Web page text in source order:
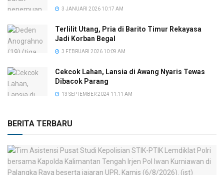
3 JANUARI 2026 10:17 AM
Terlilit Utang, Pria di Barito Timur Rekayasa
Jadi Korban Begal
3 FEBRUARI 2026 10:09 AM
Cekcok Lahan, Lansia di Awang Nyaris Tewas
Dibacok Parang
13 SEPTEMBER 2024 11:11 AM
BERITA TERBARU